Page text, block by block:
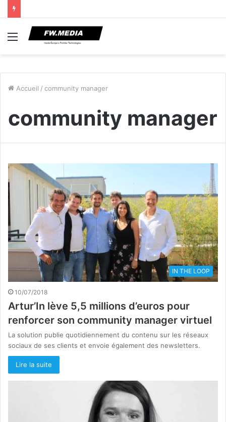
Menu
Accueil / community manager
community manager
IN THE LOOP
10/07/2018
Artur’In lève 5,5 millions d’euros pour
renforcer son community manager virtuel
La solution publie quotidiennement du contenu sur les réseaux
sociaux de ses clients et envoie également des newsletters.
Lire la suite